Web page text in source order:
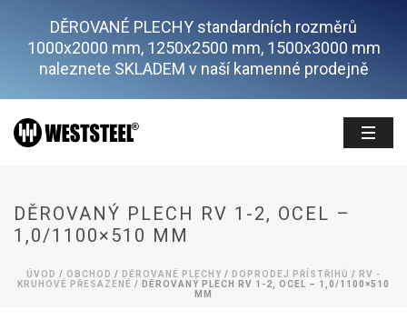
DĚROVANÉ PLECHY standardních rozměrů
1000x2000 mm, 1250x2500 mm, 1500x3000 mm
naleznete SKLADEM v naší kamenné prodejně
DĚROVANÝ PLECH RV 1-2, OCEL –
1,0/1100×510 MM
ÚVOD / OBCHOD / DĚROVANÉ PLECHY / DOPRODEJ PŘÍSTŘIHŮ / RV -
KRUHOVÉ PŘESAZENÉ / DĚROVANÝ PLECH RV 1-2, OCEL – 1,0/1100×510
MM